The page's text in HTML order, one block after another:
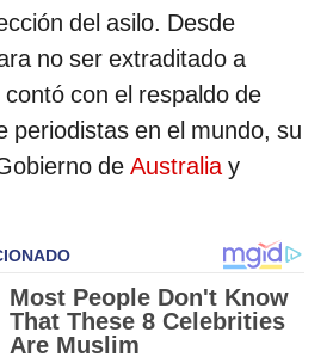
del asilo. Desde
no ser extraditado a
con el respaldo de
periodistas en el mundo, su
de Australiay